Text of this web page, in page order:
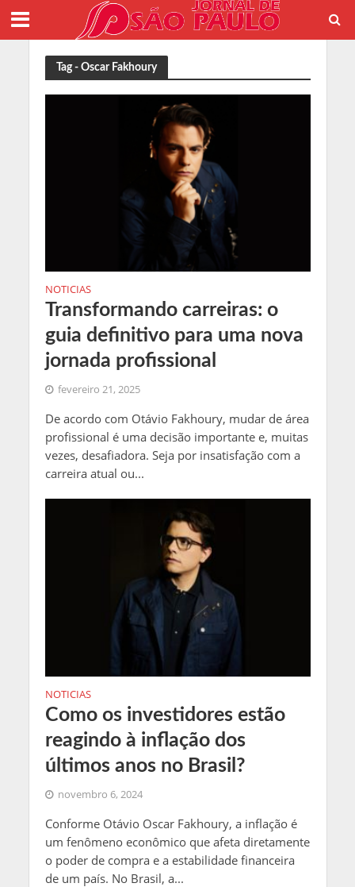
Tag - Oscar Fakhoury
NOTICIAS
Transformando carreiras: o
guia definitivo para uma nova
jornada profissional
fevereiro 21, 2025
De acordo com Otávio Fakhoury, mudar de área
profissional é uma decisão importante e, muitas
vezes, desafiadora. Seja por insatisfação com a
carreira atual ou...
NOTICIAS
Como os investidores estão
reagindo à inflação dos
últimos anos no Brasil?
novembro 6, 2024
Conforme Otávio Oscar Fakhoury, a inflação é
um fenômeno econômico que afeta diretamente
o poder de compra e a estabilidade financeira
de um país. No Brasil, a...